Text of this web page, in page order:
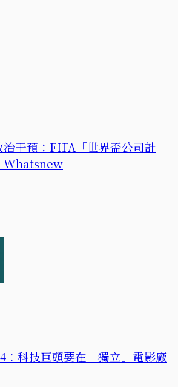
干預：FIFA「世界盃公司計
Whatsnew
科技巨頭要在「獨立」電影廠